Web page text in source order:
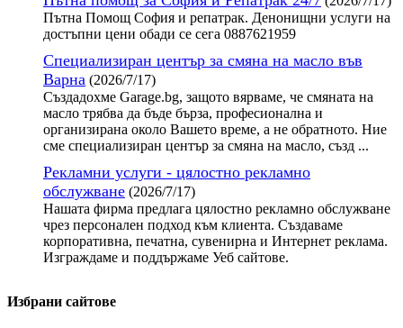
Пътна Помощ София и репатрак. Денонищни услуги на
достъпни цени обади се сега 0887621959
Специализиран център за смяна на масло във
Варна (2026/7/17)
Създадохме Garage.bg, защото вярваме, че смяната на
масло трябва да бъде бърза, професионална и
организирана около Вашето време, а не обратното. Ние
сме специализиран център за смяна на масло, създ ...
Рекламни услуги - цялостно рекламно
обслужване (2026/7/17)
Нашата фирма предлага цялостно рекламно обслужване
чрез персонален подход към клиента. Създаваме
корпоративна, печатна, сувенирна и Интернет реклама.
Изграждаме и поддържаме Уеб сайтове.
Избрани сайтове